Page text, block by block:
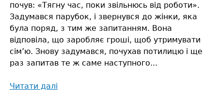
почув: «Тягну час, поки звільнюсь від роботи».
Задумався парубок, і звернувся до жінки, яка
була поряд, з тим же запитанням. Вона
відповіла, що заробляє гроші, щоб утримувати
сім’ю. Знову задумався, почухав потилицю і ще
раз запитав те ж саме наступного...
Читати далі